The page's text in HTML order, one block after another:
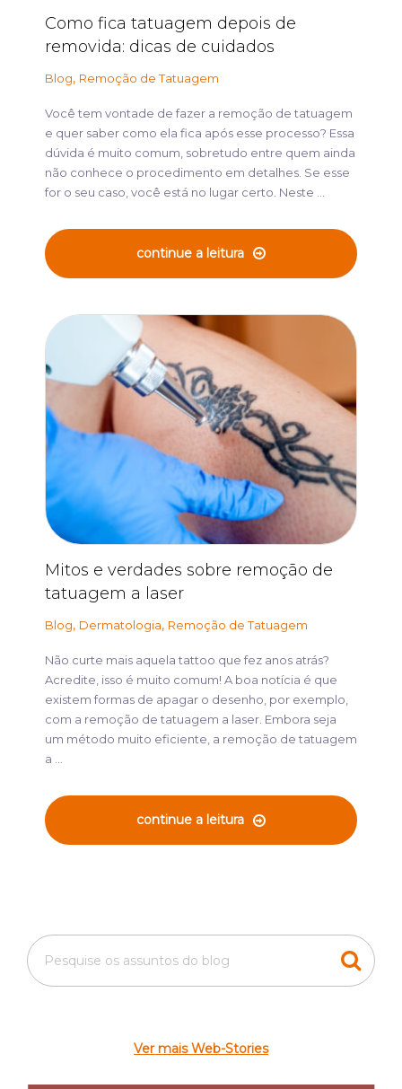
Como fica tatuagem depois de
removida: dicas de cuidados
Blog, Remoção de Tatuagem
Você tem vontade de fazer a remoção de tatuagem
e quer saber como ela fica após esse processo? Essa
dúvida é muito comum, sobretudo entre quem ainda
não conhece o procedimento em detalhes. Se esse
for o seu caso, você está no lugar certo. Neste ...
continue a leitura
Mitos e verdades sobre remoção de
tatuagem a laser
Blog, Dermatologia, Remoção de Tatuagem
Não curte mais aquela tattoo que fez anos atrás?
Acredite, isso é muito comum! A boa notícia é que
existem formas de apagar o desenho, por exemplo,
com a remoção de tatuagem a laser. Embora seja
um método muito eficiente, a remoção de tatuagem
a ...
continue a leitura
Ver mais Web-Stories